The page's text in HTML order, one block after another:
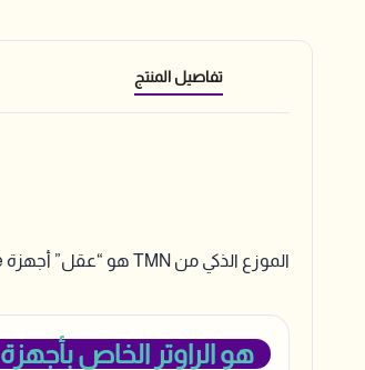
تفاصيل المنتج
الموزع الذكي من TMN هو “عقل” أجهزة Zigbee… يخليها تشتغل بثبات وسرعة بدون ما تضغط على شبكة البيت.
هو الراوتر الخاص بأجهزة Zigbee (بدون زحمة Wi-Fi)